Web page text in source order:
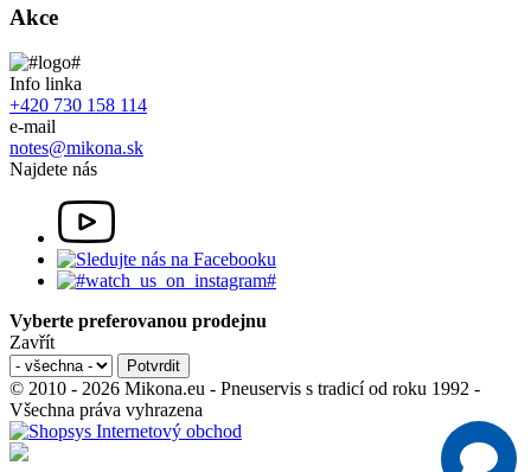
Akce
Info linka
+420 730 158 114
e-mail
notes@mikona.sk
Najdete nás
Vyberte preferovanou prodejnu
Zavřít
© 2010 - 2026 Mikona.eu - Pneuservis s tradicí od roku 1992 -
Všechna práva vyhrazena